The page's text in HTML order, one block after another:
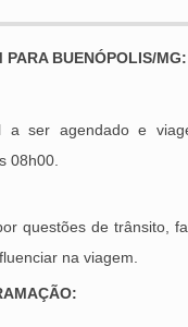
PARA BUENÓPOLIS/MG:
ser agendado e
08h00.
questões de trânsito,
na viagem.